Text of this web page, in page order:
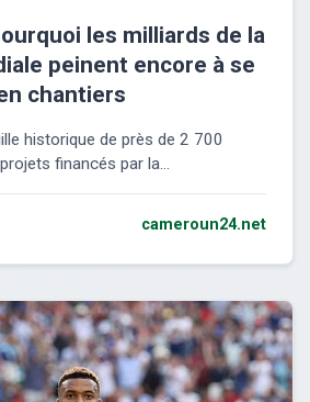
les milliards de la
peinent encore à se
chantiers
historique de près de 2 700
financés par la...
cameroun24.net